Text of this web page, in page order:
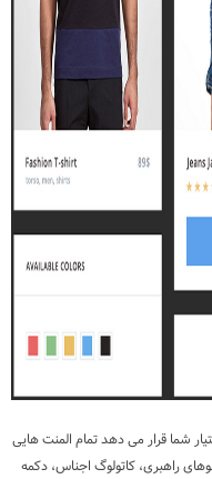
شما قرار می دهد تمام المنت هایی
راهبری، کاتولوگ اجناس، دکمه